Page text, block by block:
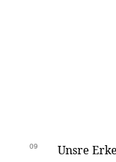
09 Unsre